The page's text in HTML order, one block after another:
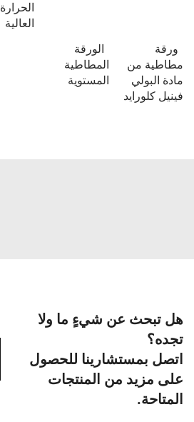
الحرارة
العالية
ورقة
مطاطية من
مادة البولي
فينيل كلورايد
الورقة
المطاطية
المستوية
هل تبحث عن شيءٍ ما ولا
تجده؟
اتصل بمستشارينا للحصول
على مزيد من المنتجات
المتاحة.